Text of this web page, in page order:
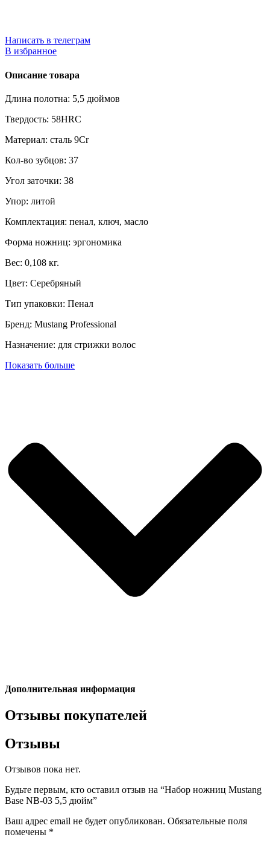
Написать в телеграм
В избранное
Описание товара
Длина полотна: 5,5 дюймов
Твердость: 58HRC
Материал: сталь 9Cr
Кол-во зубцов: 37
Угол заточки: 38
Упор: литой
Комплектация: пенал, ключ, масло
Форма ножниц: эргономика
Вес: 0,108 кг.
Цвет: Серебряный
Тип упаковки: Пенал
Бренд: Mustang Professional
Назначение: для стрижки волос
Показать больше
Дополнительная информация
Отзывы покупателей
Отзывы
Отзывов пока нет.
Будьте первым, кто оставил отзыв на “Набор ножниц Mustang
Base NB-03 5,5 дюйм”
Ваш адрес email не будет опубликован. Обязательные поля
помечены *